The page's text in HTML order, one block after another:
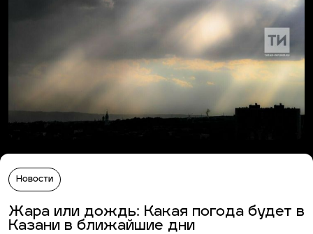
Новости
Жара или дождь: Какая погода будет в
Казани в ближайшие дни